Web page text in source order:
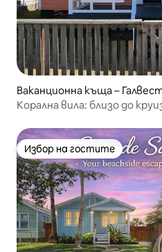
Ваканционна къща –
Корална вила: близо до
Избор на гостите
Избор на гостите